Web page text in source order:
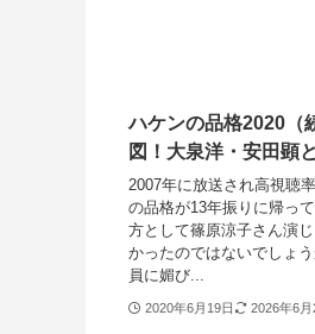
ハケンの品格2020（
図！大泉洋・安田顕
2007年に放送され高視聴
の品格が13年振りに帰っ
方として篠原涼子さん演
かったのではないでしょ
員に媚び...
2020年6月19日 2026年6月